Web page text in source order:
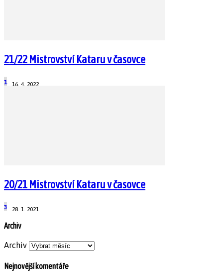
21/22 Mistrovství Kataru v časovce
16. 4. 2022
1
20/21 Mistrovství Kataru v časovce
28. 1. 2021
3
Archiv
Archiv
Nejnovější komentáře